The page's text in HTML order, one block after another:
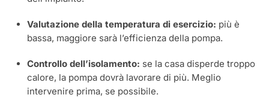
Valutazione della temperatura di esercizio: più è
bassa, maggiore sarà l’efficienza della pompa.
Controllo dell’isolamento: se la casa disperde troppo
calore, la pompa dovrà lavorare di più. Meglio
intervenire prima, se possibile.